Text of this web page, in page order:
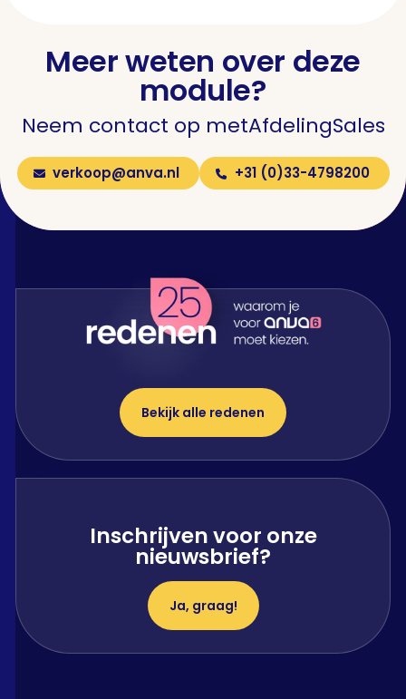
Meer weten over deze
module?
Neem contact op metAfdelingSales
verkoop@anva.nl +31 (0)33-4798200
Bekijk alle redenen
Inschrijven voor onze
nieuwsbrief?
Ja, graag!